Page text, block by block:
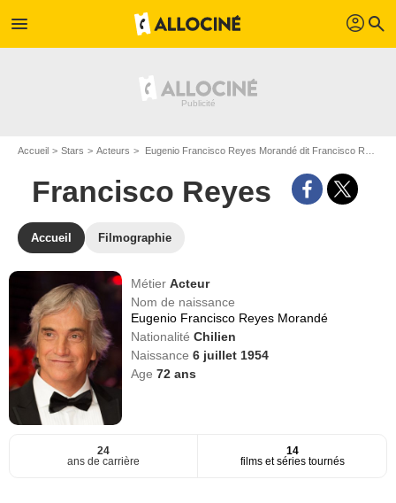
menu profil search
Accueil Stars Acteurs Eugenio Francisco Reyes Morandé dit Francisco Reyes
Francisco Reyes
Accueil Filmographie
MétierActeur
Nom de naissance
Eugenio Francisco Reyes Morandé
NationalitéChilien
Naissance6 juillet 1954
Age72 ans
24
ans de carrière
14
films et séries tournés